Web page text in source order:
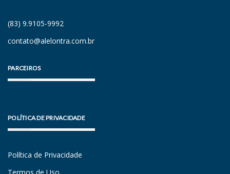
(83) 9.9105-9992
contato@alelontra.com.br
PARCEIROS
POLÍTICA DE PRIVACIDADE
Política de Privacidade
Termos de Uso